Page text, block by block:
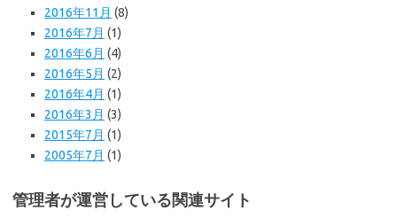
2016年11月 (8)
2016年7月 (1)
2016年6月 (4)
2016年5月 (2)
2016年4月 (1)
2016年3月 (3)
2015年7月 (1)
2005年7月 (1)
管理者が運営している関連サイト